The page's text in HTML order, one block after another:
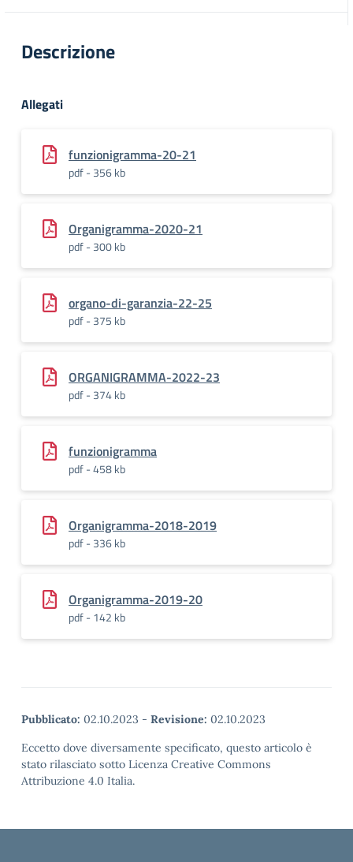
Descrizione
Allegati
funzionigramma-20-21
pdf - 356 kb
Organigramma-2020-21
pdf - 300 kb
organo-di-garanzia-22-25
pdf - 375 kb
ORGANIGRAMMA-2022-23
pdf - 374 kb
funzionigramma
pdf - 458 kb
Organigramma-2018-2019
pdf - 336 kb
Organigramma-2019-20
pdf - 142 kb
Pubblicato: 02.10.2023 - Revisione: 02.10.2023
Eccetto dove diversamente specificato, questo articolo è
stato rilasciato sotto Licenza Creative Commons
Attribuzione 4.0 Italia.